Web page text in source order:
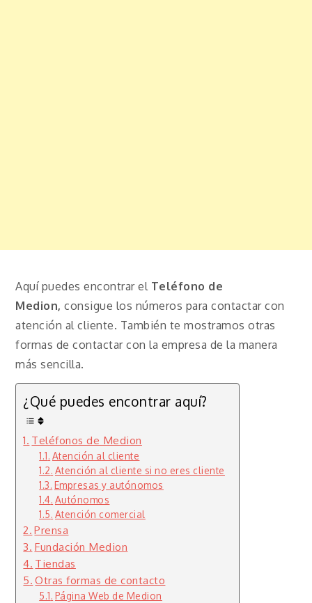
Aquí puedes encontrar el Teléfono de
Medion,consigue los números para contactar con
atención al cliente. También te mostramos otras
formas de contactar con la empresa de la manera
más sencilla.
¿Qué puedes encontrar aquí?
Teléfonos de Medion
Atención al cliente
Atención al cliente si no eres cliente
Empresas y autónomos
Autónomos
Atención comercial
Prensa
Fundación Medion
Tiendas
Otras formas de contacto
Página Web de Medion